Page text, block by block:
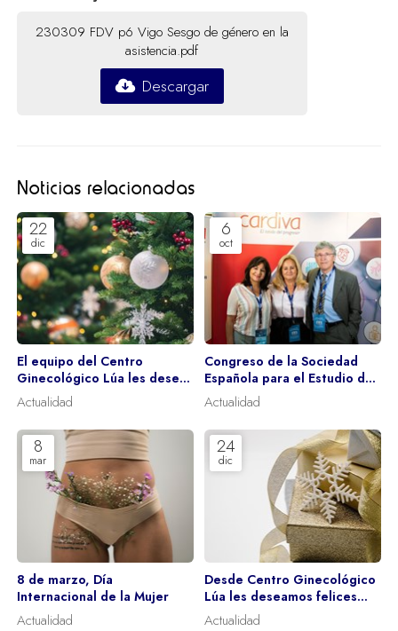
230309 FDV p6 Vigo Sesgo de género en la
asistencia.pdf
Descargar
Noticias relacionadas
22
dic
El equipo del Centro
Ginecológico Lúa les desea
unas Felices Fiestas
Actualidad
6
oct
Congreso de la Sociedad
Española para el Estudio de
los Miomas y la
Endometriosis (SEEME)
Actualidad
8
mar
8 de marzo, Día
Internacional de la Mujer
Actualidad
24
dic
Desde Centro Ginecológico
Lúa les deseamos felices
fiestas
Actualidad